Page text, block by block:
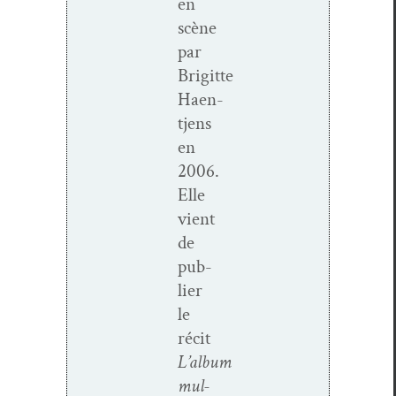
scène
par
Brigitte
Haen­
t­jens
en
2006.
Elle
vient
de
pub­
li­er
le
réc­it
L’album
mul­